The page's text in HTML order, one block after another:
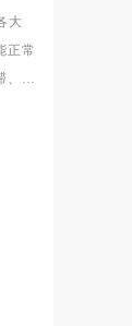
大
正常
流